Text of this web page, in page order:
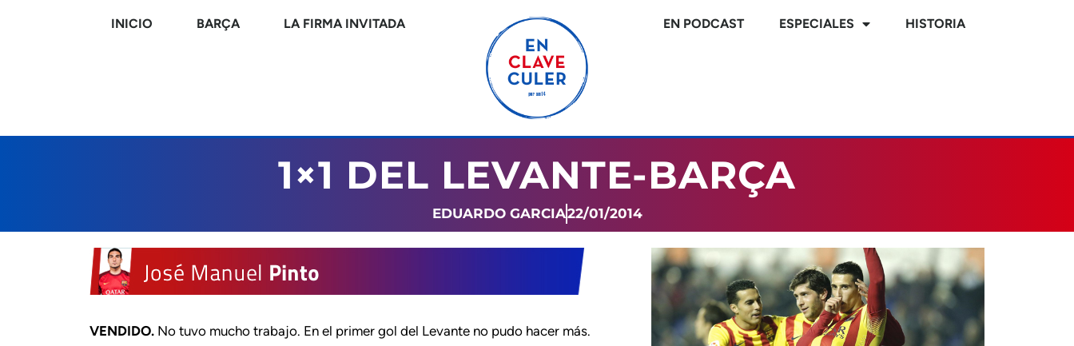
INICIO BARÇA LA FIRMA INVITADA EN PODCAST ESPECIALES HISTORIA
1×1 DEL LEVANTE-BARÇA
EDUARDO GARCIA22/01/2014
VENDIDO. No tuvo mucho trabajo. En el primer gol del Levante no pudo hacer más.